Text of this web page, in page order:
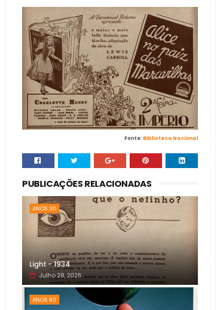
Fonte: Biblioteca Nacional
PUBLICAÇÕES RELACIONADAS
ANOS 30
Light - 1934
Julho 28, 2026
ANOS 80